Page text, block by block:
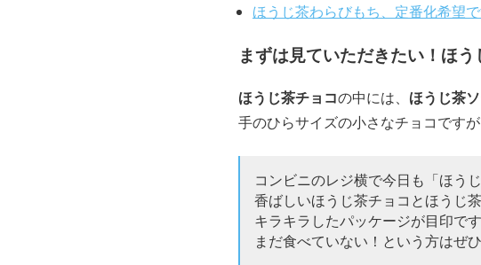
ほうじ茶わらびもち、定番化希望で
まずは見ていただきたい！ほ
ほうじ茶チョコの中には、 ほうじ茶
手のひらサイズの小さなチョコです
コンビニのレジ横で今日も「ほう
香ばしいほうじ茶チョコとほうじ
キラキラしたパッケージが目印で
まだ食べていない！という方はぜ